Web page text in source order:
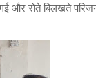
और रोते बिलखते